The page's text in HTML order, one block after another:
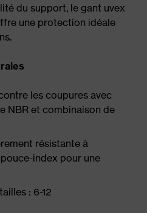
du support, le gant uvex
une protection idéale
les coupures avec
NBR et combinaison de
résistante à
index pour une
: 6-12